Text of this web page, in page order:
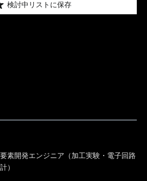
検討中リストに保存
素開発エンジニア（加工実験・電子回路
）